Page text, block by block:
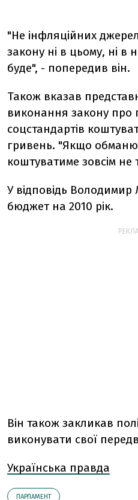
"Не інфляційних
закону ні в цьому, ні в
буде", - попередив він.
Також вказав
виконання закону про
соцстандартів
гривень. "Якщо
коштуватиме зовсім не
У відповідь
бюджет на 2010 рік.
Він також закликав
виконувати свої
Українська правда
ПАРЛАМЕНТ